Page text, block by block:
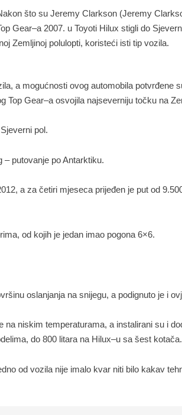
što su Jeremy Clarkson (Jeremy
Gear–a 2007. u Toyoti Hilux stigli do
Zemljinoj polulopti, koristeći isti tip vozila.
, a mogućnosti ovog automobila potvrđene
Top Gear–a osvojila najseverniju točku na
pol .
– putovanje poAntarktiku.
a za četiri mjeseca prijeđen je put od
, od kojih je jedan imao pogona 6×6.
oslanjanja na snijegu, a podignuto je i
na niskim temperaturama, a instalirani su i
, do 800 litara na Hilux–u sašest kotača.
od vozila nije imalo kvar niti bilo kakav